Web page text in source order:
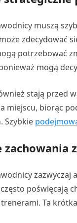
muszą
zdecydować
potrzebować
mogą
stają przed
miejscu, biorąc
Szybkie
zachowania
poświęcają
Ta